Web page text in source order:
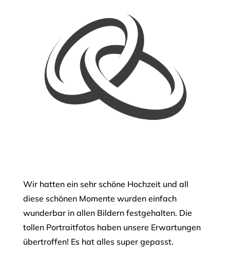
Wir hatten ein sehr schöne Hochzeit und all
diese schönen Momente wurden einfach
wunderbar in allen Bildern festgehalten. Die
tollen Portraitfotos haben unsere Erwartungen
übertroffen! Es hat alles super gepasst.